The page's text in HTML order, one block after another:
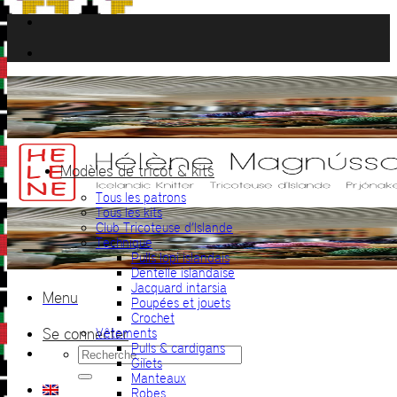
Passer
au
contenu
Menu
Se connecter
Recherche
pour :
Modèles de tricot & kits
Tous les patrons
Tous les kits
Club Tricoteuse d’Islande
Technique
Pulls lopi islandais
Dentelle islandaise
Jacquard intarsia
Poupées et jouets
Crochet
Vêtements
Pulls & cardigans
Gilets
Manteaux
Robes